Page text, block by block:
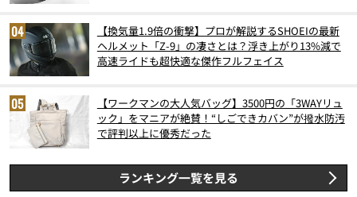
【換気量1.9倍の衝撃】プロが解説するSHOEIの最新
ヘルメット「Z-9」の凄さとは？浮き上がり13%減で
高速ライドも超快適な傑作フルフェイス
【ワークマンの大人気バッグ】3500円の「3WAYリュ
ック」をマニアが絶賛！“しごできカバン”が撥水防汚
で評判以上に優秀だった
ランキング一覧を見る